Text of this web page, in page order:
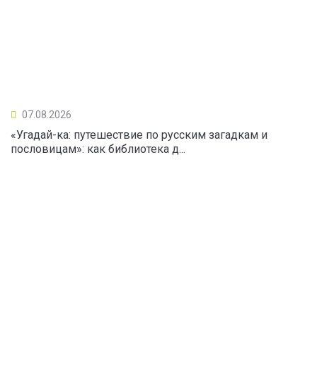
07.08.2026
«Угадай-ка: путешествие по русским загадкам и
пословицам»: как библиотека д...